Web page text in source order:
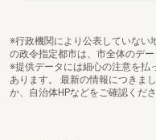
※行政機関により公表していない
の政令指定都市は、市全体のデー
※提供データには細心の注意を払
あります。 最新の情報につきま
か、自治体HPなどをご確認くださ